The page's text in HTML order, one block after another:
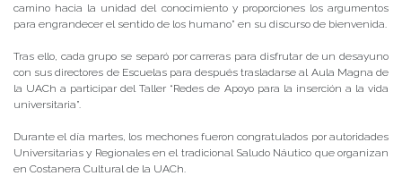
camino hacia la unidad del conocimiento y proporciones los argumentos
para engrandecer el sentido de los humano” en su discurso de bienvenida.
Tras ello, cada grupo se separó por carreras para disfrutar de un desayuno
con sus directores de Escuelas para después trasladarse al Aula Magna de
la UACh a participar del Taller “Redes de Apoyo para la inserción a la vida
universitaria”.
Durante el día martes, los mechones fueron congratulados por autoridades
Universitarias y Regionales en el tradicional Saludo Náutico que organizan
en Costanera Cultural de la UACh.